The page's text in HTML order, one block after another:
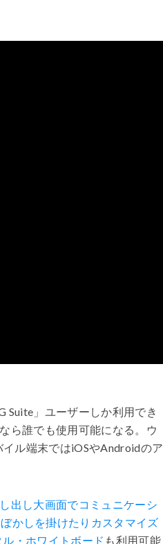
Suite 」ユーザーしか利用でき
ら誰でも使用可能になる。ウ
イル端末ではiOSやAndroidのア
出し大画面でコミュニケーシ
かしを掛けたりカスタマイズ
・ホワイトボード も利用可能